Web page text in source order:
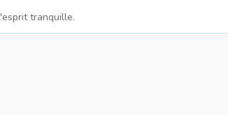
tranquille.